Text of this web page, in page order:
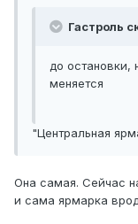
Гастроль
до остановки,
меняется
"Центральная
Она самая. Сейчас
и сама ярмарка